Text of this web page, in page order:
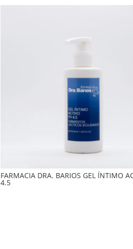
FARMACIA DRA. BARIOS GEL ÍNTIMO
4.5